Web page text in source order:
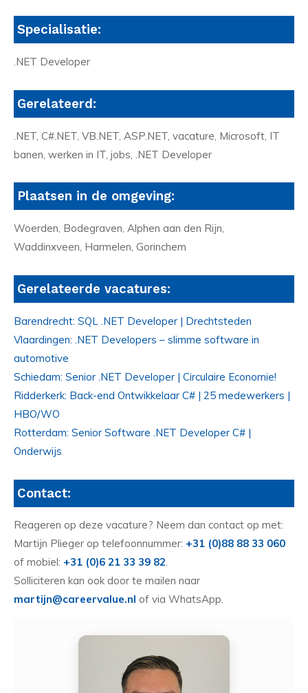
Specialisatie:
.NET Developer
Gerelateerd:
.NET, C#.NET, VB.NET, ASP.NET, vacature, Microsoft, IT
banen, werken in IT, jobs, .NET Developer
Plaatsen in de omgeving:
Woerden, Bodegraven, Alphen aan den Rijn,
Waddinxveen, Harmelen, Gorinchem
Gerelateerde vacatures:
Barendrecht: SQL .NET Developer | Drechtsteden
Vlaardingen: .NET Developers – slimme software in
automotive
Schiedam: Senior .NET Developer | Circulaire Economie!
Ridderkerk: Back-end Ontwikkelaar C# | 25 medewerkers |
HBO/WO
Rotterdam: Senior Software .NET Developer C# |
Onderwijs
Contact:
Reageren op deze vacature? Neem dan contact op met:
Martijn Plieger op telefoonnummer: +31 (0)88 88 33 060
of mobiel: +31 (0)6 21 33 39 82.
Solliciteren kan ook door te mailen naar
martijn@careervalue.nl of via WhatsApp.